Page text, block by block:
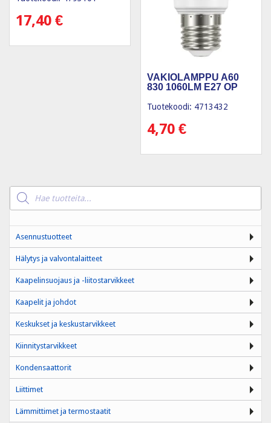
17,40 €
VAKIOLAMPPU A60
830 1060LM E27 OP
Tuotekoodi: 4713432
4,70€
Products
search
Asennustuotteet
Hälytys ja valvontalaitteet
Kaapelinsuojaus ja -liitostarvikkeet
Kaapelit ja johdot
Keskukset ja keskustarvikkeet
Kiinnitystarvikkeet
Kondensaattorit
Liittimet
Lämmittimet ja termostaatit